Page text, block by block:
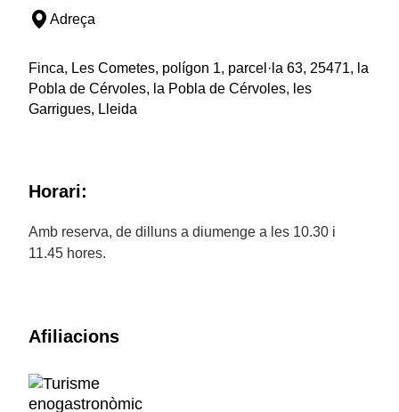
Adreça
Finca, Les Cometes, polígon 1, parcel·la 63, 25471, la
Pobla de Cérvoles, la Pobla de Cérvoles, les
Garrigues, Lleida
Horari:
Amb reserva, de dilluns a diumenge a les 10.30 i
11.45 hores.
Afiliacions